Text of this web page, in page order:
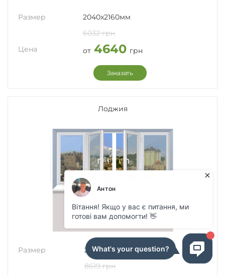
Размер
2040x2160мм
6032 грн
Цена
от 4640 грн
Заказать
Лоджия
Размер
2700x1600мм
8619 грн